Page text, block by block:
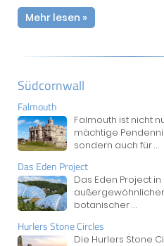
Mehr lesen »
Südcornwall
Falmouth
Falmouth ist nicht
mächtige
sondern auch für...
Das Eden Project
Das Eden Project
botanischer...
Hurlers Stone Circles
Die Hurlers Stone